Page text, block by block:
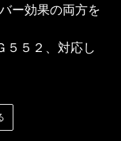
ー効果の両方を
５５２、対応し
ピ